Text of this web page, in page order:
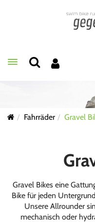
Toggle navigation
Fahrräder Gravel
Gravel Bikes eine
Bike für jeden
Unsere Allrounder
mechanisch oder